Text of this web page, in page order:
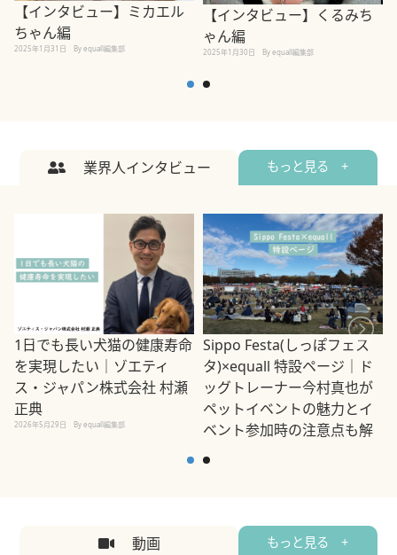
【インタビュー】ミカエル
ちゃん編
2025年1月31日 By equall編集部
【インタビュー】くるみち
ゃん編
2025年1月30日 By equall編集部
業界人インタビュー もっと見る +
1日でも長い犬猫の健康寿命
を実現したい｜ゾエティ
ス・ジャパン株式会社 村瀬
正典
2026年5月29日 By equall編集部
Sippo Festa(しっぽフェス
タ)×equall 特設ページ｜ド
ッグトレーナー今村真也が
ペットイベントの魅力とイ
ベント参加時の注意点も解
2026年5月12日
動画 もっと見る +